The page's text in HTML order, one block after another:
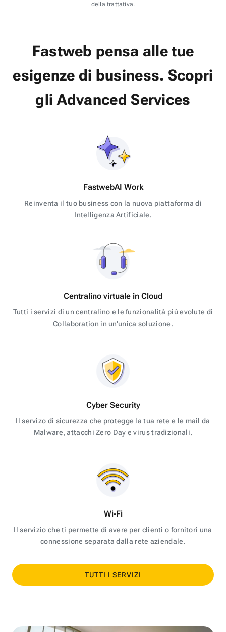
della trattativa.
Fastweb pensa alle tue
esigenze di business. Scopri
gliAdvanced Services
FastwebAI Work
Reinventa il tuo business con la nuova piattaforma di
Intelligenza Artificiale.
Centralino virtuale in Cloud
Tutti i servizi di un centralino e le funzionalità più evolute di
Collaboration in un’unica soluzione.
Cyber Security
Il servizo di sicurezza che protegge la tua rete e le mail da
Malware, attacchi Zero Day e virus tradizionali.
Wi-Fi
Il servizio che ti permette di avere per clienti o fornitori una
connessione separata dalla rete aziendale.
TUTTI I SERVIZI